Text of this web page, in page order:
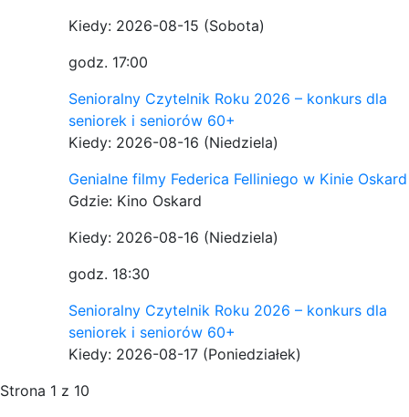
Kiedy: 2026-08-15 (Sobota)
godz. 17:00
Senioralny Czytelnik Roku 2026 – konkurs dla
seniorek i seniorów 60+
Kiedy: 2026-08-16 (Niedziela)
Genialne filmy Federica Felliniego w Kinie Oskard
Gdzie: Kino Oskard
Kiedy: 2026-08-16 (Niedziela)
godz. 18:30
Senioralny Czytelnik Roku 2026 – konkurs dla
seniorek i seniorów 60+
Kiedy: 2026-08-17 (Poniedziałek)
Strona 1 z 10